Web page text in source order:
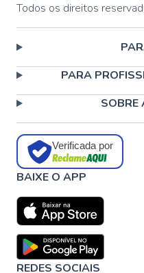
Todos os direitos
PARA
SOBRE
Verificada por
BAIXE O APP
REDES SOCIAIS